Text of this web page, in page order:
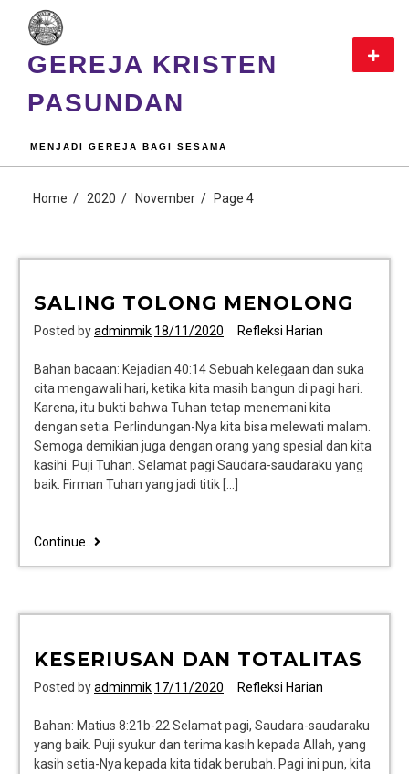
GEREJA KRISTEN
PASUNDAN
MENJADI GEREJA BAGI SESAMA
Home 2020 November Page 4
SALING TOLONG MENOLONG
Posted byadminmik 18/11/2020 Refleksi Harian
Bahan bacaan: Kejadian 40:14 Sebuah kelegaan dan suka
cita mengawali hari, ketika kita masih bangun di pagi hari.
Karena, itu bukti bahwa Tuhan tetap menemani kita
dengan setia. Perlindungan-Nya kita bisa melewati malam.
Semoga demikian juga dengan orang yang spesial dan kita
kasihi. Puji Tuhan. Selamat pagi Saudara-saudaraku yang
baik. Firman Tuhan yang jadi titik […]
Continue..
KESERIUSAN DAN TOTALITAS
Posted byadminmik 17/11/2020 Refleksi Harian
Bahan: Matius 8:21b-22 Selamat pagi, Saudara-saudaraku
yang baik. Puji syukur dan terima kasih kepada Allah, yang
kasih setia-Nya kepada kita tidak berubah. Pagi ini pun, kita